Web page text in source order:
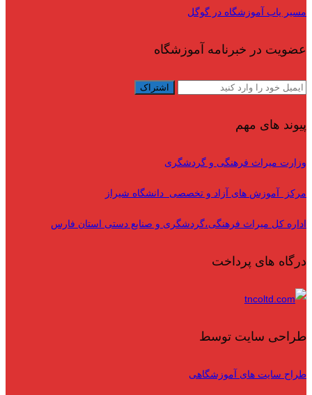
مسیر یاب آموزشگاه در گوگل
عضویت در خبرنامه آموزشگاه
پیوند های مهم
وزارت میراث فرهنگی و گردشگری
مرکز آموزش های آزاد و تخصصی دانشگاه شیراز
اداره کل میراث فرهنگی،گردشگری و صنایع دستی استان فارس
درگاه های پرداخت
طراحی سایت توسط
طراح سایت های آموزشگاهی